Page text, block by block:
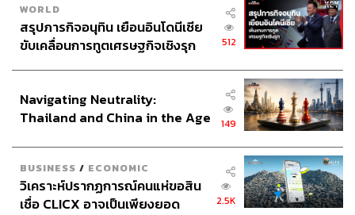
WORLD
สรุปภารกิจอนุทิน เยือนอินโดนีเซีย
ขับเคลื่อนการทูตเศรษฐกิจเชิงรุก
512
Navigating Neutrality:
Thailand and China in the Age
149
BUSINESS / ECONOMIC
วิเคราะห์ปรากฏการณ์คนแห่ขอสิน
เชื่อ CLICX อาจเป็นเพียงยอด
2.5K